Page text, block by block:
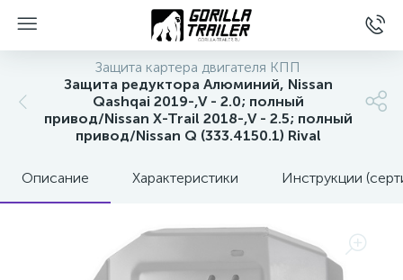
Защита картера двигателя КПП
Защита редуктора Алюминий, Nissan
Qashqai 2019-,V - 2.0; полный
привод/Nissan X-Trail 2018-,V - 2.5; полный
привод/Nissan Q (333.4150.1) Rival
Описание Характеристики Инструкции